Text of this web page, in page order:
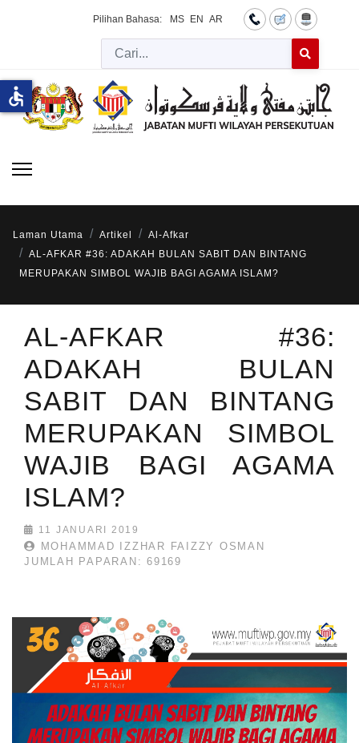
Pilihan Bahasa: MS EN AR
Cari
Laman Utama Artikel
Al-Afkar
AL-AFKAR #36: ADAKAH BULAN SABIT DAN BINTANG
MERUPAKAN SIMBOL WAJIB BAGI AGAMA ISLAM?
AL-AFKAR #36:
ADAKAH BULAN
SABIT DAN BINTANG
MERUPAKAN SIMBOL
WAJIB BAGI AGAMA
ISLAM?
11 JANUARI 2019
MOHAMMAD IZZHAR FAIZZY OSMAN
JUMLAH PAPARAN: 69169
accessible